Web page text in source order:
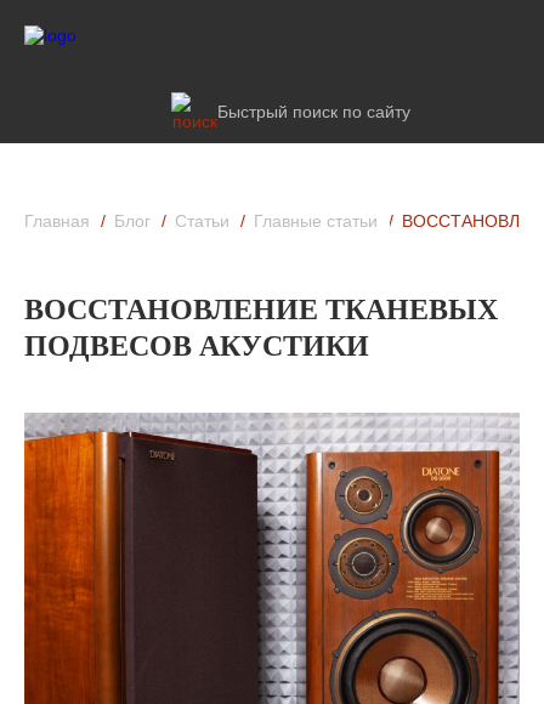
Быстрый поиск по сайту
Главная Блог Статьи Главные статьи
ВОССТАНОВЛЕНИЕ ТКАНЕВЫХ
ПОДВЕСОВ АКУСТИКИ